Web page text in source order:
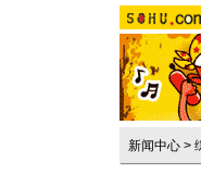
新闻中心 >